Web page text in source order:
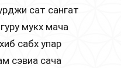
сат сангат
мукх мача
сабх упар
сэвиа сача